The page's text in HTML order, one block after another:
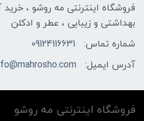
فروشگاه اینترنتی مه‌ رو‌شو ، خرید
بهداشتی و زیبایی ، عطر و ادکلن
شماره تماس:
09124116631
آدرس ایمیل:
فروشگاه اینترنتی مه‌ رو‌شو